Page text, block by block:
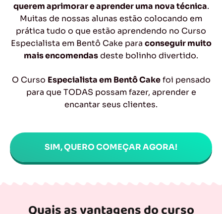
querem aprimorar e aprender uma nova técnica.
Muitas de nossas alunas estão colocando em
prática tudo o que estão aprendendo no Curso
Especialista em Bentô Cake para conseguir muito
mais encomendasdeste bolinho divertido.
O Curso Especialista em Bentô Cakefoi pensado
para que TODAS possam fazer, aprender e
encantar seus clientes.
SIM, QUERO COMEÇAR AGORA!